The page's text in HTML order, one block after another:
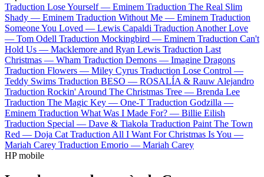
Traduction Lose Yourself — Eminem Traduction The Real Slim
Shady — Eminem Traduction Without Me — Eminem Traduction
Someone You Loved — Lewis Capaldi Traduction Another Love
— Tom Odell Traduction Mockingbird — Eminem Traduction Can't
Hold Us — Macklemore and Ryan Lewis Traduction Last
Christmas — Wham Traduction Demons — Imagine Dragons
Traduction Flowers — Miley Cyrus Traduction Lose Control —
Teddy Swims Traduction BESO — ROSALÍA & Rauw Alejandro
Traduction Rockin' Around The Christmas Tree — Brenda Lee
Traduction The Magic Key — One-T Traduction Godzilla —
Eminem Traduction What Was I Made For? — Billie Eilish
Traduction Special — Dave & Tiakola Traduction Paint The Town
Red — Doja Cat Traduction All I Want For Christmas Is You —
Mariah Carey Traduction Emorio — Mariah Carey
HP mobile